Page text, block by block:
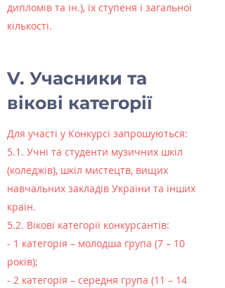
дипломів та ін.), їх ступеня і загальної
кількості.
V. Учасники та
вікові категорії
Для участі у Конкурсі запрошуються:
5.1. Учні та студенти музичних шкіл
(коледжів), шкіл мистецтв, вищих
навчальних закладів України та інших
країн.
5.2. Вікові категорії конкурсантів:
- 1 категорія – молодша група (7 – 10
років);
- 2 категорія – середня група (11 – 14